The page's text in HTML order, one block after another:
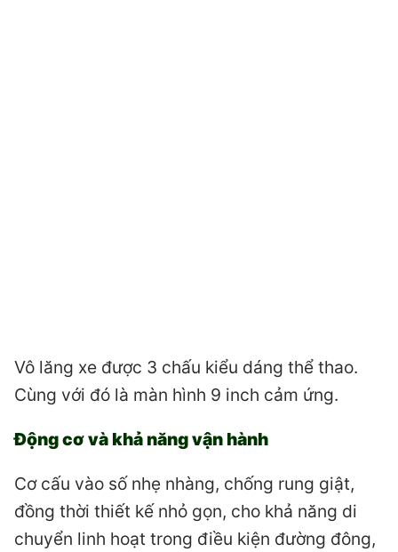
Vô lăng xe được 3 chấu kiểu dáng thể thao.
Cùng với đó là màn hình 9 inch cảm ứng.
Động cơ và khả năng vận hành
Cơ cấu vào số nhẹ nhàng, chống rung giật,
đồng thời thiết kế nhỏ gọn, cho khả năng di
chuyển linh hoạt trong điều kiện đường đông,